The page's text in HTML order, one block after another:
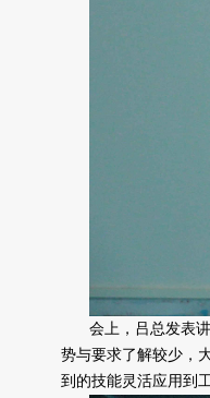
会上，吕总发表
势与要求了解较少，
到的技能灵活应用到